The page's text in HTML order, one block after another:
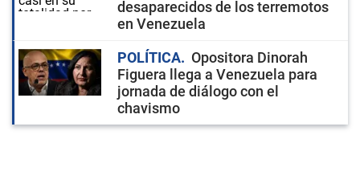
desaparecidos de los terremotos
en Venezuela
POLÍTICA
Opositora Dinorah
Figuera llega a Venezuela para
jornada de diálogo con el
chavismo